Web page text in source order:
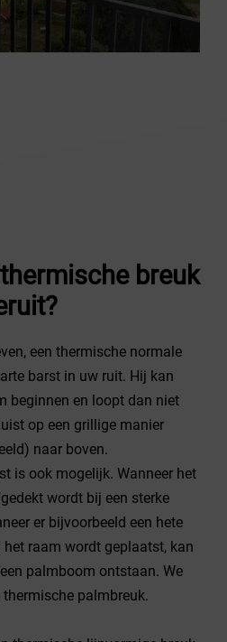
breuk
een thermische normale
barst in uw ruit. Hij kan
beginnen en loopt dan niet
op een grillige manier
naar boven.
is ook mogelijk. Wanneer het
wordt bij een sterke
er bijvoorbeeld een hete
raam wordt geplaatst, kan
palmboom ontstaan. We
palmbreuk.